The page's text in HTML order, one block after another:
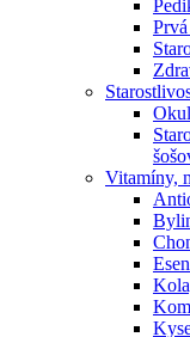
Vitamíny,